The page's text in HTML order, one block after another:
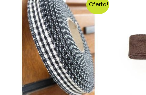
¡Oferta!